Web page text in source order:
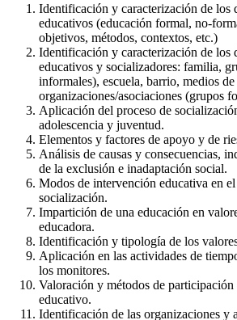
Identificación y caracterización de los
educativos (educación formal, no-
objetivos, métodos, contextos, etc.)
Identificación y caracterización de los
educativos y socializadores: familia,
informales), escuela, barrio, medios
organizaciones/asociaciones (grupos
Aplicación del proceso de
adolescencia y juventud.
Elementos y factores de apoyo y de
Análisis de causas y consecuencias,
de la exclusión e inadaptación social.
Modos de intervención educativa en
socialización.
Impartición de una educación en
educadora.
Identificación y tipología de los
Aplicación en las actividades de
los monitores.
Valoración y métodos de
educativo.
Identificación de las organizaciones y